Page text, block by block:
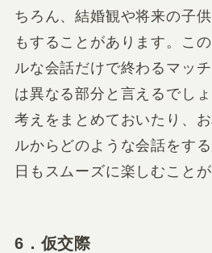
ちろん、結婚観や将来の子
もすることがあります。こ
ルな会話だけで終わるマッ
は異なる部分と言えるでし
考えをまとめておいたり、
ルからどのような会話をす
日もスムーズに楽しむことが
6．仮交際